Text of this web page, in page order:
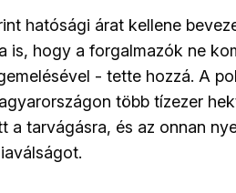
hatósági árat kellene
is, hogy a forgalmazók ne
- tette hozzá. A
több tízezer
a tarvágásra, és az onnan